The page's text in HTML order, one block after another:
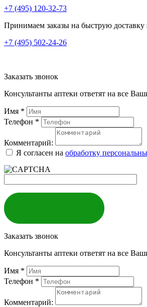
+7 (495) 120-32-73
Принимаем заказы на быструю доставку
+7 (495) 502-24-26
Заказать звонок
Консультанты аптеки ответят на все
Имя *
Телефон *
Комментарий:
Я согласен на обработку
Заказать звонок
Консультанты аптеки ответят на все
Имя *
Телефон *
Комментарий: